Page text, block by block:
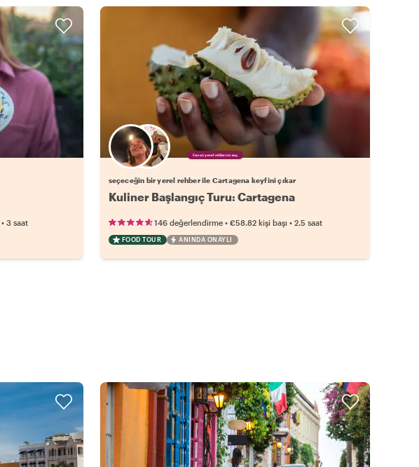
•3 saat
Favori yerel rehberini seç
seçeceğin bir yerel rehber ile Cartagena keyfini çıkar
Kuliner Başlangıç Turu: Cartagena
146 değerlendirme• €58.82 kişi başı• 2.5 saat
FOOD TOUR ANINDA ONAYLI